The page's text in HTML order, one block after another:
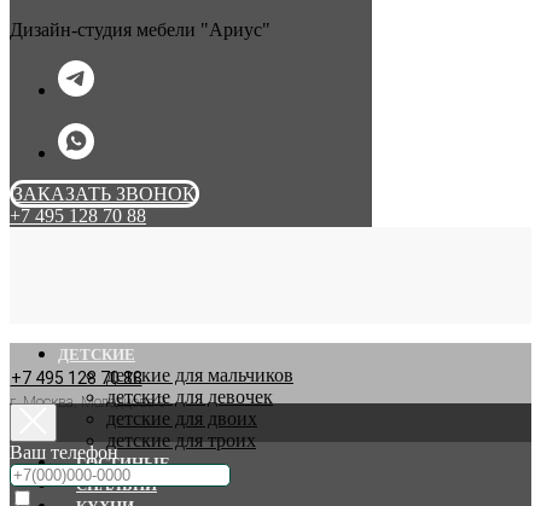
Дизайн-студия мебели "Ариус"
ЗАКАЗАТЬ ЗВОНОК
+7 495 128 70 88
+7 495 128 70 88
г. Москва, Молодцова 9
ДЕТСКИЕ
детские для мальчиков
детские для девочек
детские для двоих
детские для троих
ГОСТИНЫЕ
СПАЛЬНИ
Ваш телефон